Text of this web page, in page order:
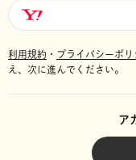
利用規約 ・ プライバシーポリ
え、次に進んでください。
ア